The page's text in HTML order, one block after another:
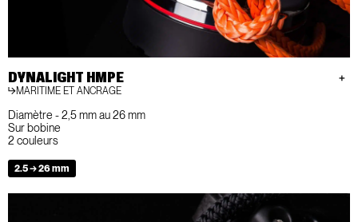
DYNALIGHT HMPE
MARITIME ET ANCRAGE
Diamètre - 2,5 mm au 26 mm
Sur bobine
2 couleurs
2.5 → 26 mm